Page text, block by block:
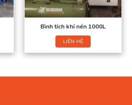
Bình tích khí nén 1000L
LIÊN HỆ